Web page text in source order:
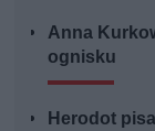
Anna
ognisku
Herodot